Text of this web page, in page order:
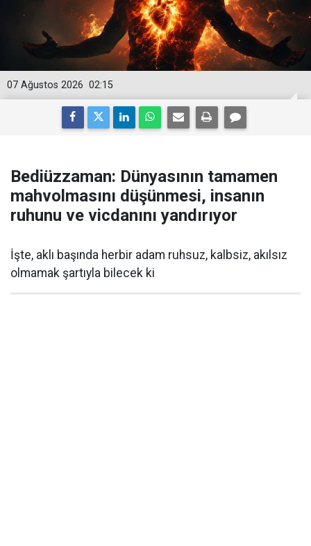
02:15
07 Ağustos 2026
Bediüzzaman: Dünyasının tamamen
mahvolmasını düşünmesi, insanın
ruhunu ve vicdanını yandırıyor
İşte, aklı başında herbir adam ruhsuz, kalbsiz, akılsız
olmamak şartıyla bilecek ki